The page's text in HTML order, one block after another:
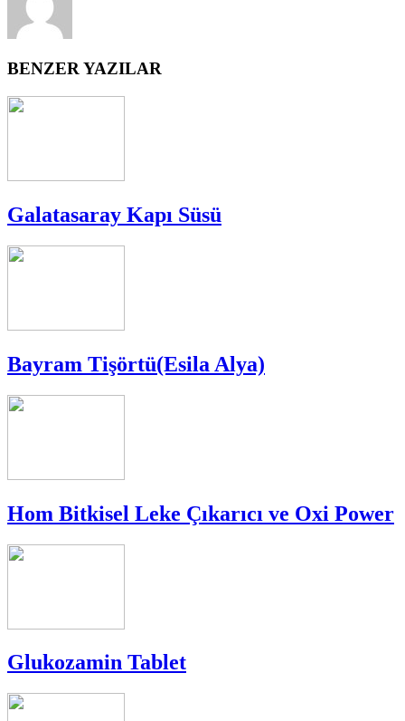
BENZER YAZILAR
Galatasaray Kapı Süsü
Bayram Tişörtü(Esila Alya)
Hom Bitkisel Leke Çıkarıcı ve Oxi Power
Glukozamin Tablet